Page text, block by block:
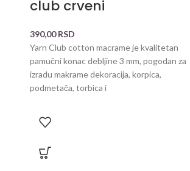
club crveni
390,00RSD
Yarn Club cotton macrame je kvalitetan
pamučni konac debljine 3 mm, pogodan za
izradu makrame dekoracija, korpica,
podmetača, torbica i